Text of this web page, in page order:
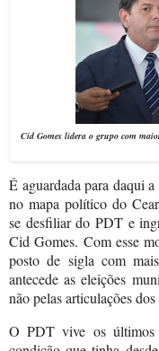
Cid Gomes lidera o grupo com
É aguardada para daqui
no mapa político do
se desfiliar do PDT e
Cid Gomes. Com esse
posto de sigla com
antecede as eleições
não pelas articulações
O PDT vive os últimos